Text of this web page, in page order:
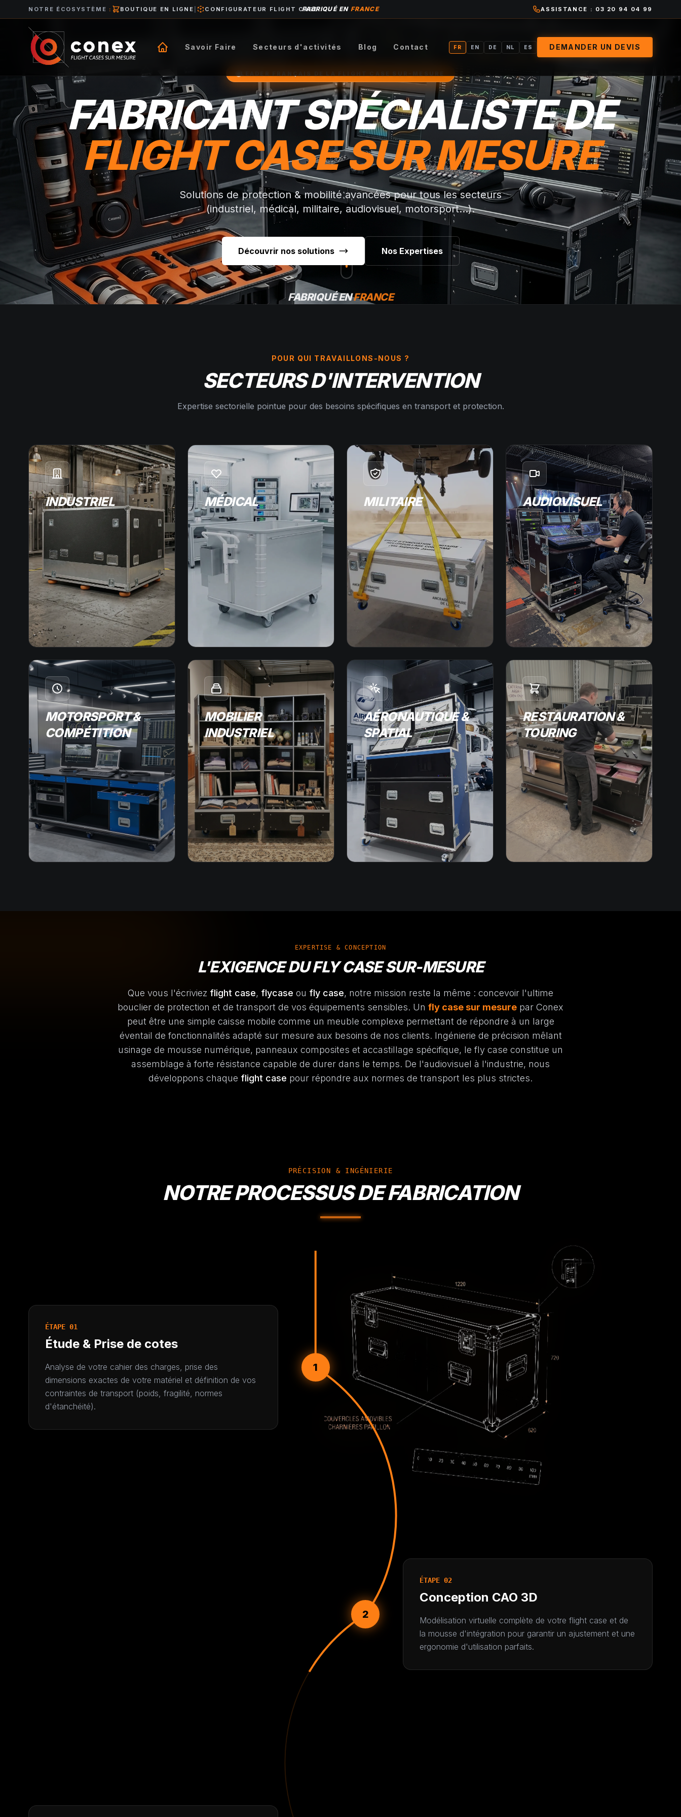
NOTRE ÉCOSYSTÈME : BOUTIQUE EN LIGNE CONFIGURATEUR FLIGHT CASEFABRIQUÉ EN FRANCE ASSISTANCE : 03 20 94 04 99
Savoir Faire Secteurs d'activités Blog Contact FR EN DE NL ES DEMANDER UN DEVIS
FABRICANT SPÉCIALISTE DE
FLIGHT CASE SUR MESURE
Solutions de protection & mobilité avancées pour tous les secteurs
(industriel, médical, militaire, audiovisuel, motorsport...).
Découvrir nos solutions Nos Expertises
FABRIQUÉ ENFRANCE
POUR QUI TRAVAILLONS-NOUS ?
SECTEURS D'INTERVENTION
Expertise sectorielle pointue pour des besoins spécifiques en transport et protection.
INDUSTRIEL MÉDICAL MILITAIRE AUDIOVISUEL
MOTORSPORT &
COMPÉTITION
MOBILIER
INDUSTRIEL
AÉRONAUTIQUE &
SPATIAL
RESTAURATION &
TOURING
EXPERTISE & CONCEPTION
L'EXIGENCE DU FLY CASE SUR-MESURE
Que vous l'écriviez flight case, flycase ou fly case, notre mission reste la même : concevoir l'ultime
bouclier de protection et de transport de vos équipements sensibles. Un fly case sur mesure par Conex
peut être une simple caisse mobile comme un meuble complexe permettant de répondre à un large
éventail de fonctionnalités adapté sur mesure aux besoins de nos clients. Ingénierie de précision mêlant
usinage de mousse numérique, panneaux composites et accastillage spécifique, le fly case constitue un
assemblage à forte résistance capable de durer dans le temps. De l'audiovisuel à l'industrie, nous
développons chaque flight case pour répondre aux normes de transport les plus strictes.
PRÉCISION & INGÉNIERIE
NOTRE PROCESSUS DE FABRICATION
ÉTAPE 01
Étude & Prise de cotes
Analyse de votre cahier des charges, prise des
dimensions exactes de votre matériel et définition de vos
contraintes de transport (poids, fragilité, normes
d'étanchéité).
1
2
ÉTAPE 02
Conception CAO 3D
Modélisation virtuelle complète de votre flight case et de
la mousse d'intégration pour garantir un ajustement et une
ergonomie d'utilisation parfaits.